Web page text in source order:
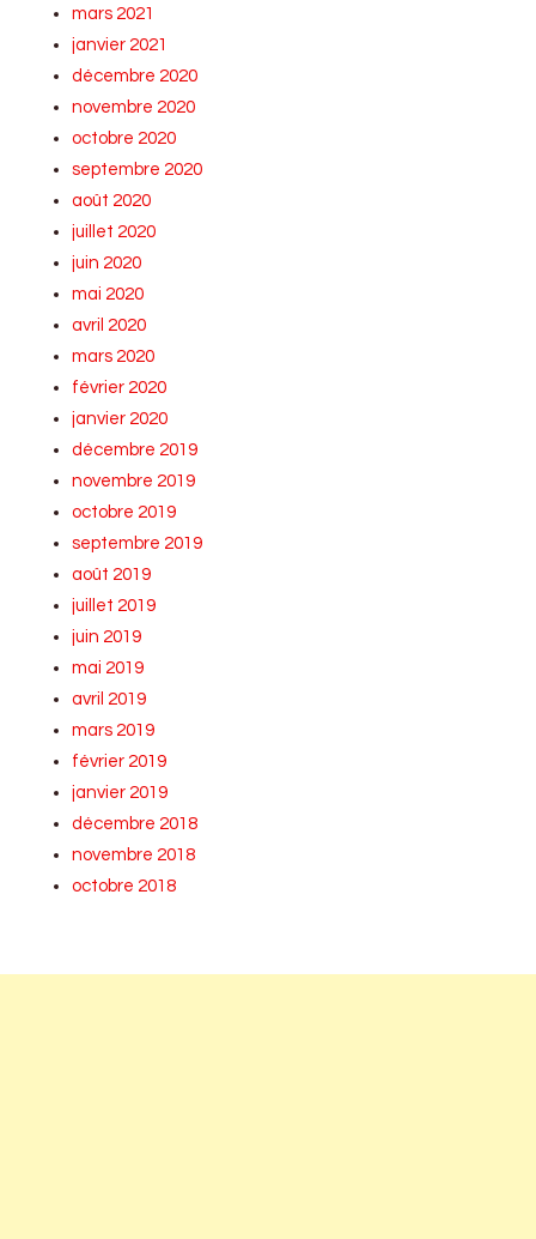
mars 2021
janvier 2021
décembre 2020
novembre 2020
octobre 2020
septembre 2020
août 2020
juillet 2020
juin 2020
mai 2020
avril 2020
mars 2020
février 2020
janvier 2020
décembre 2019
novembre 2019
octobre 2019
septembre 2019
août 2019
juillet 2019
juin 2019
mai 2019
avril 2019
mars 2019
février 2019
janvier 2019
décembre 2018
novembre 2018
octobre 2018